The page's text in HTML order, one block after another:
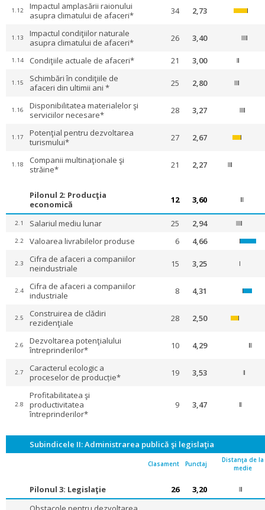
1.12
Impactul amplasării raionului
asupra climatului de afaceri*
34 2,73
1.13
Impactul condiţiilor naturale
asupra climatului de afaceri*
26 3,40
1.14 Condiţiile actuale de afaceri* 21 3,00
1.15
Schimbări în condiţiile de
afaceri din ultimii ani *
25 2,80
1.16
Disponibilitatea materialelor şi
serviciilor necesare*
28 3,27
1.17
Potenţial pentru dezvoltarea
turismului*
27 2,67
1.18
Companii multinaţionale şi
străine*
21 2,27
Pilonul 2: Producţia
economică
12 3,60
2.1 Salariul mediu lunar 25 2,94
2.2 Valoarea livrabilelor produse 6 4,66
2.3
Cifra de afaceri a companiilor
neindustriale
15 3,25
2.4
Cifra de afaceri a companiilor
industriale
8 4,31
2.5
Construirea de clădiri
rezidenţiale
28 2,50
2.6
Dezvoltarea potenţialului
întreprinderilor*
10 4,29
2.7
Caracterul ecologic a
proceselor de producție*
19 3,53
2.8
Profitabilitatea şi
productivitatea
întreprinderilor*
9 3,47
Subindicele II: Administrarea publică şi legislaţia
Clasament Punctaj
Distanţa de la
medie
Pilonul 3: Legislaţie 26 3,20